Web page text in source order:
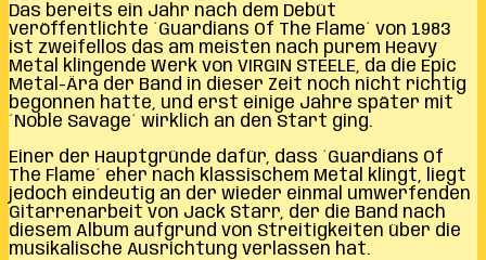
Das bereits ein Jahr nach dem Debüt
veröffentlichte ´Guardians Of The Flame´ von 1983
ist zweifellos das am meisten nach purem Heavy
Metal klingende Werk von VIRGIN STEELE, da die Epic
Metal-Ära der Band in dieser Zeit noch nicht richtig
begonnen hatte, und erst einige Jahre später mit
´Noble Savage´ wirklich an den Start ging.
Einer der Hauptgründe dafür, dass ´Guardians Of
The Flame´ eher nach klassischem Metal klingt, liegt
jedoch eindeutig an der wieder einmal umwerfenden
Gitarrenarbeit von Jack Starr, der die Band nach
diesem Album aufgrund von Streitigkeiten über die
musikalische Ausrichtung verlassen hat.